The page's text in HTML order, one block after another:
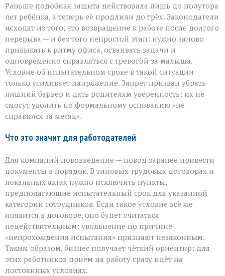
Раньше подобная защита действовала лишь до полутора
лет ребёнка, а теперь её продлили до трёх. Законодатели
исходят из того, что возвращение к работе после долгого
перерыва — и без того непростой этап: нужно заново
привыкать к ритму офиса, осваивать задачи и
одновременно справляться с тревогой за малыша.
Условие об испытательном сроке в такой ситуации
только усиливает напряжение. Запрет призван убрать
лишний барьер и дать родителям уверенность: их не
смогут уволить по формальному основанию «не
справился за месяц».
Что это значит для работодателей
Для компаний нововведение — повод заранее привести
документы в порядок. В типовых трудовых договорах и
локальных актах нужно исключить пункты,
предполагающие испытательный срок для указанной
категории сотрудников. Если такое условие всё же
появится в договоре, оно будет считаться
недействительным: увольнение по причине
«непрохождения испытания» признают незаконным.
Таким образом, бизнес получает чёткий ориентир: для
этих работников приём на работу сразу идёт на
постоянных условиях.